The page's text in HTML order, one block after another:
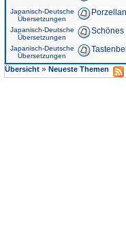
Japanisch-Deutsche
Übersetzungen
Japanisch-Deutsche
Übersetzungen
Schönes
Japanisch-Deutsche
Übersetzungen
Übersicht » Neueste Themen